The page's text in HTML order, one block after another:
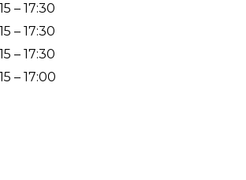
– 17:30
– 17:30
– 17:30
– 17:00